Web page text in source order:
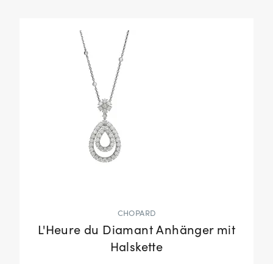
CHOPARD
L'Heure du Diamant Anhänger mit
Halskette